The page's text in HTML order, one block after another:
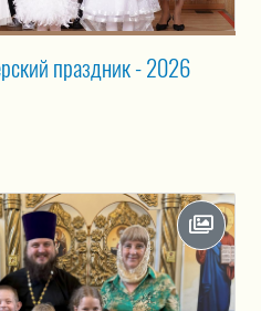
праздник - 2026